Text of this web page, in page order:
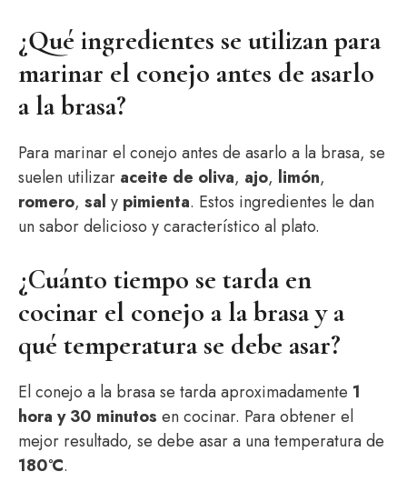
¿Qué ingredientes se utilizan para
marinar el conejo antes de asarlo
a la brasa?
Para marinar el conejo antes de asarlo a la brasa, se
suelen utilizar aceite de oliva, ajo, limón,
romero, sal y pimienta. Estos ingredientes le dan
un sabor delicioso y característico al plato.
¿Cuánto tiempo se tarda en
cocinar el conejo a la brasa y a
qué temperatura se debe asar?
El conejo a la brasa se tarda aproximadamente 1
hora y 30 minutos en cocinar. Para obtener el
mejor resultado, se debe asar a una temperatura de
180°C.